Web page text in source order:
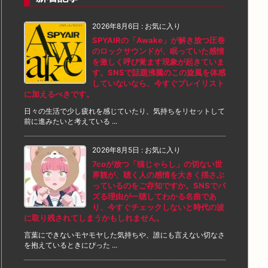
2026年8月6日 : お気に入り
SPYAIRの「Awake」が解き放つ圧巻
のロックサウンドが、眠っていた感情
を激しく呼び覚ます現象が起きていま
す。SNSで話題沸騰のこの旋風を体感
していないなら、今すぐプレイリスト
に加えるべきです。
日々の生活で少し疲れを感じていたり、気持ちをリセットして
前に進みたいと考えている ...
2026年8月5日 : お気に入り
7coが放つ「猫じゃらし」の切ない世
界観が、聴く人の感情を大きく揺さぶ
っているのをご存知ですか。SNSでバ
ズる理由が一聴してわかる名曲であ
り、今すぐチェックしないと時代の波
に取り残されてしまうかもしれません。
言葉にできないモヤモヤした気持ちや、誰にも言えない切なさ
を抱えているときにぴった ...